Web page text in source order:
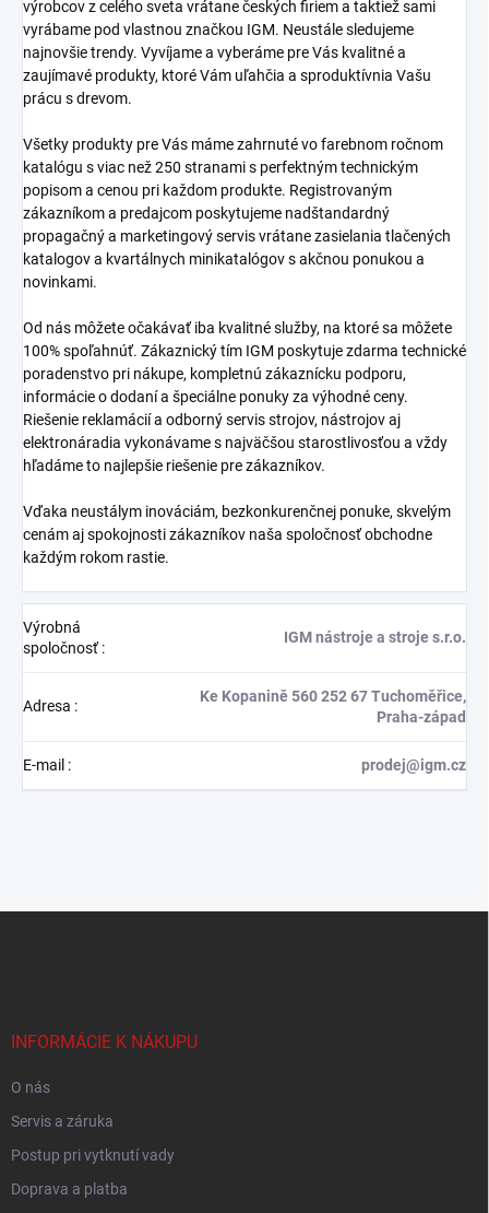
výrobcov z celého sveta vrátane českých firiem a taktiež sami
vyrábame pod vlastnou značkou IGM. Neustále sledujeme
najnovšie trendy. Vyvíjame a vyberáme pre Vás kvalitné a
zaujímavé produkty, ktoré Vám uľahčia a sproduktívnia Vašu
prácu s drevom.
Všetky produkty pre Vás máme zahrnuté vo farebnom ročnom
katalógu s viac než 250 stranami s perfektným technickým
popisom a cenou pri každom produkte. Registrovaným
zákazníkom a predajcom poskytujeme nadštandardný
propagačný a marketingový servis vrátane zasielania tlačených
katalogov a kvartálnych minikatalógov s akčnou ponukou a
novinkami.
Od nás môžete očakávať iba kvalitné služby, na ktoré sa môžete
100% spoľahnúť. Zákaznický tím IGM poskytuje zdarma technické
poradenstvo pri nákupe, kompletnú zákaznícku podporu,
informácie o dodaní a špeciálne ponuky za výhodné ceny.
Riešenie reklamácií a odborný servis strojov, nástrojov aj
elektronáradia vykonávame s najväčšou starostlivosťou a vždy
hľadáme to najlepšie riešenie pre zákazníkov.
Vďaka neustálym inováciám, bezkonkurenčnej ponuke, skvelým
cenám aj spokojnosti zákazníkov naša spoločnosť obchodne
každým rokom rastie.
Výrobná
spoločnosť:
IGM nástroje a stroje s.r.o.
Adresa :
Ke Kopanině 560 252 67 Tuchoměřice,
Praha-západ
E-mail : prodej@igm.cz
INFORMÁCIE K NÁKUPU
O nás
Servis a záruka
Postup pri vytknutí vady
Doprava a platba